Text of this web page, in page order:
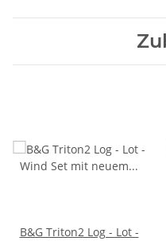
B&G Triton2 Log - Lot -